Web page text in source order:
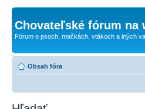
Chovateľské fórum na
Fórum o psoch, mačkách, vtákoch a iných
Obsah fóra